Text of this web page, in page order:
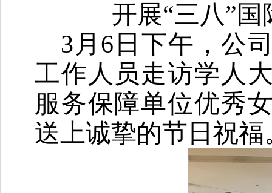
开展“三八”
3月6日下午，公
工作人员走访学人
服务保障单位优秀
送上诚挚的节日祝福